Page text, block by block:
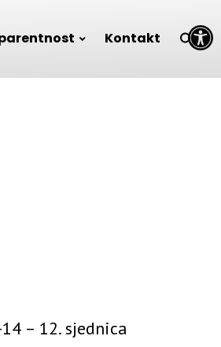
Open toolbar
Kontakt
– 12. sjednica